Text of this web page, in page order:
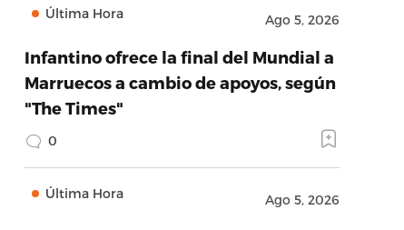
Última Hora Ago 5, 2026
Infantino ofrece la final del Mundial a
Marruecos a cambio de apoyos, según
"The Times"
0
Última Hora Ago 5, 2026